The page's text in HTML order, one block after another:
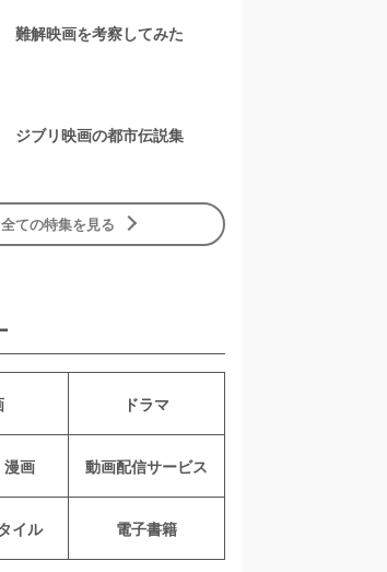
難解映画を考察してみた
ジブリ映画の都市伝説集
全ての特集を見る
ドラマ
漫画 動画配信サービス
イル 電子書籍